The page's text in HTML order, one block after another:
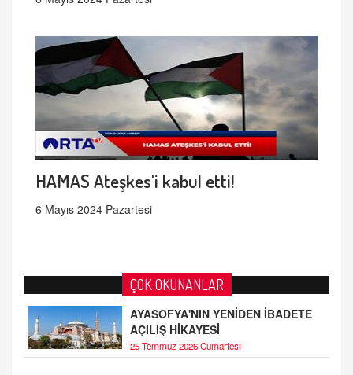
HAMAS Ateşkes'i kabul etti!
6 Mayıs 2024 Pazartesi
ÇOK OKUNANLAR
AYASOFYA'NIN YENİDEN İBADETE
AÇILIŞ HİKAYESİ
25 Temmuz 2026 Cumartesi